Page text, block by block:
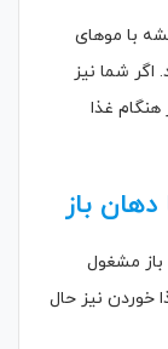
با موهای
شما نیز
هنگام غذا
مشغول
خوردن نیز حال